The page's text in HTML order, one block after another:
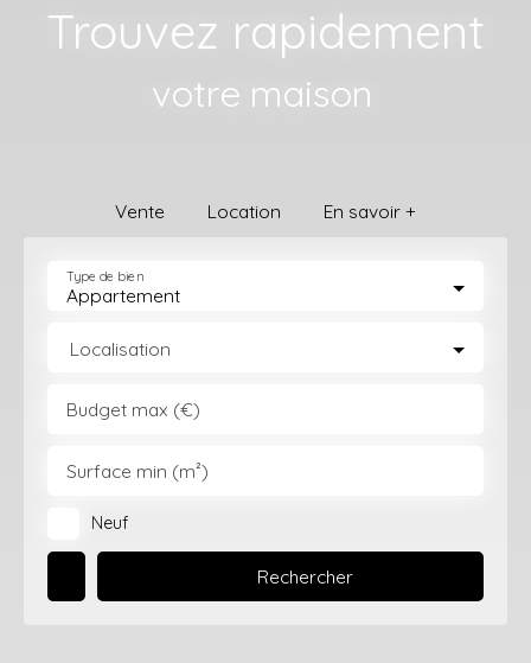
Trouvez rapidement
vot|
Vente Location En savoir +
Appartement
Type de bien
Localisation
Budget max (€)
Surface min (m²)
Neuf
Rechercher